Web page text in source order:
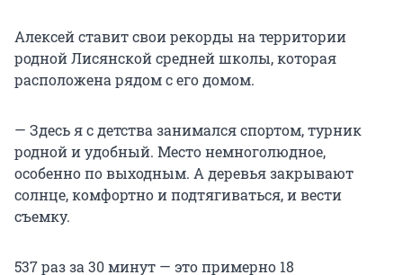
Алексей ставит свои рекорды на территории
родной Лисянской средней школы, которая
расположена рядом с его домом.
— Здесь я с детства занимался спортом, турник
родной и удобный. Место немноголюдное,
особенно по выходным. А деревья закрывают
солнце, комфортно и подтягиваться, и вести
съемку.
537 раз за 30 минут — это примерно 18